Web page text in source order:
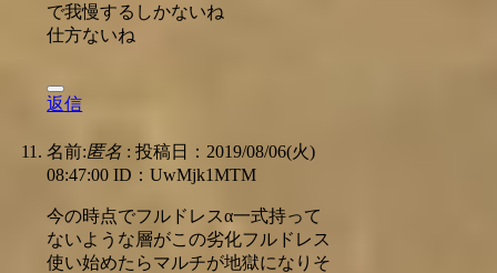
で我慢するしかないね
仕方ないね
返信
名前:匿名 : 投稿日：2019/08/06(火)
08:47:00 ID：UwMjk1MTM
今の時点でフルドレスα一式持って
ないような層がこの劣化フルドレス
使い始めたらマルチが地獄になりそ